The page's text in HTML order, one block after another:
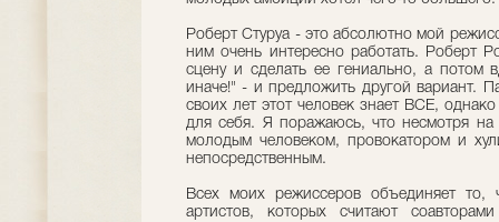
Роберт Стуруа - это абсолютно мой
ним очень интересно работать. Роберт
сцену и сделать ее гениально, а потом
иначе!" - и предложить другой вариант.
своих лет этот человек знает ВСЕ,
для себя. Я поражаюсь, что несмотря на
молодым человеком, провокатором и
непосредственным.
Всех моих режиссеров объединяет
артистов, которых считают